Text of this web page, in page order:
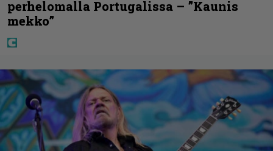
perhelomalla Portugalissa – ”Kaunis
mekko”